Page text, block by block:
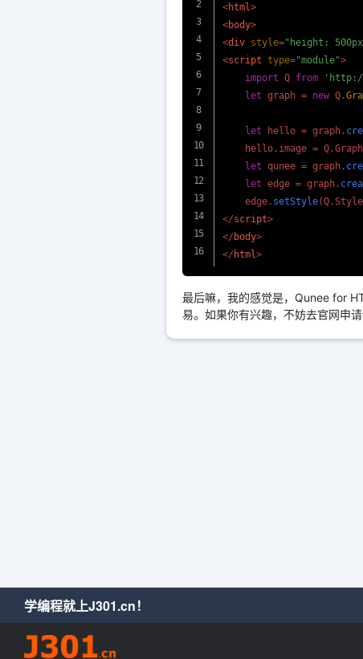
<html>
<body>
<div style="height:
<script type="module">
import Q from 'http://
let graph = new Q.
let hello = graph.
    hello.
image = Q.
let qunee = graph.
let edge = graph.
    edge.
setStyle(Q.
</script>
</ body>
</ html>
最后嘛，我的感觉是，Qunee for
易。如果你有兴趣，不妨去官网申请
学编程就上J301.cn！